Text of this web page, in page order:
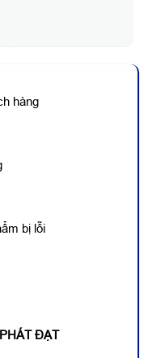
hàng
bị lỗi
ĐẠT